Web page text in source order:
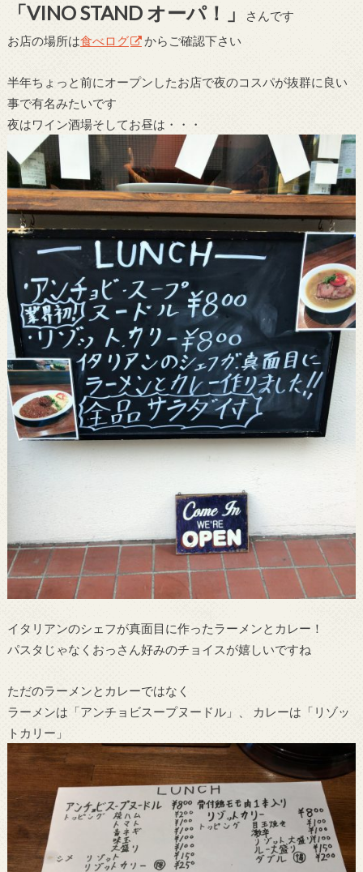
「VINO STAND オーパ！」
さんです
お店の場所は食べログ からご確認下さい
半年ちょっと前にオープンしたお店で夜のコスパが抜群に良い
事で有名みたいです
夜はワイン酒場そしてお昼は・・・
イタリアンのシェフが真面目に作ったラーメンとカレー！
パスタじゃなくおっさん好みのチョイスが嬉しいですね
ただのラーメンとカレーではなく
ラーメンは「アンチョビスープヌードル」、 カレーは「リゾッ
トカリー」